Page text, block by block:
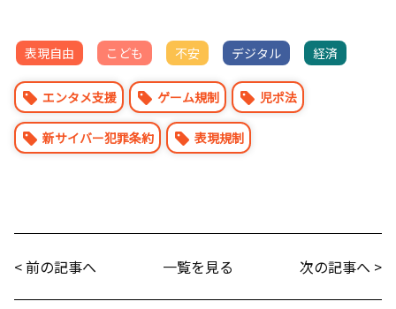
表現自由 こども 不安 デジタル 経済
エンタメ支援 ゲーム規制 児ポ法
新サイバー犯罪条約 表現規制
< 前の記事へ 一覧を見る 次の記事へ >